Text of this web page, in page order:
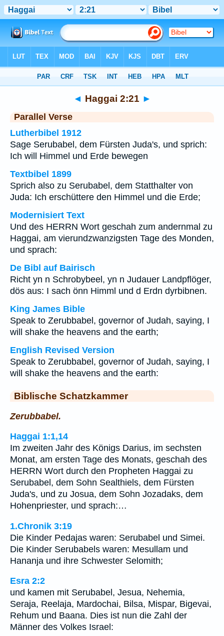
◄ Haggai 2:21 ►
Parallel Verse
Lutherbibel 1912
Sage Serubabel, dem Fürsten Juda's, und sprich:
Ich will Himmel und Erde bewegen
Textbibel 1899
Sprich also zu Serubabel, dem Statthalter von
Juda: Ich erschüttere den Himmel und die Erde;
Modernisiert Text
Und des HERRN Wort geschah zum andernmal zu
Haggai, am vierundzwanzigsten Tage des Monden,
und sprach:
De Bibl auf Bairisch
Richt yn n Schrobybeel, yn n Judauer Landpflöger,
dös aus: I sach önn Himml und d Erdn dyrbibnen.
King James Bible
Speak to Zerubbabel, governor of Judah, saying, I
will shake the heavens and the earth;
English Revised Version
Speak to Zerubbabel, governor of Judah, saying, I
will shake the heavens and the earth:
Biblische Schatzkammer
Zerubbabel.
Haggai 1:1,14
Im zweiten Jahr des Königs Darius, im sechsten
Monat, am ersten Tage des Monats, geschah des
HERRN Wort durch den Propheten Haggai zu
Serubabel, dem Sohn Sealthiels, dem Fürsten
Juda's, und zu Josua, dem Sohn Jozadaks, dem
Hohenpriester, und sprach:…
1.Chronik 3:19
Die Kinder Pedajas waren: Serubabel und Simei.
Die Kinder Serubabels waren: Mesullam und
Hananja und ihre Schwester Selomith;
Esra 2:2
und kamen mit Serubabel, Jesua, Nehemia,
Seraja, Reelaja, Mardochai, Bilsa, Mispar, Bigevai,
Rehum und Baana. Dies ist nun die Zahl der
Männer des Volkes Israel: